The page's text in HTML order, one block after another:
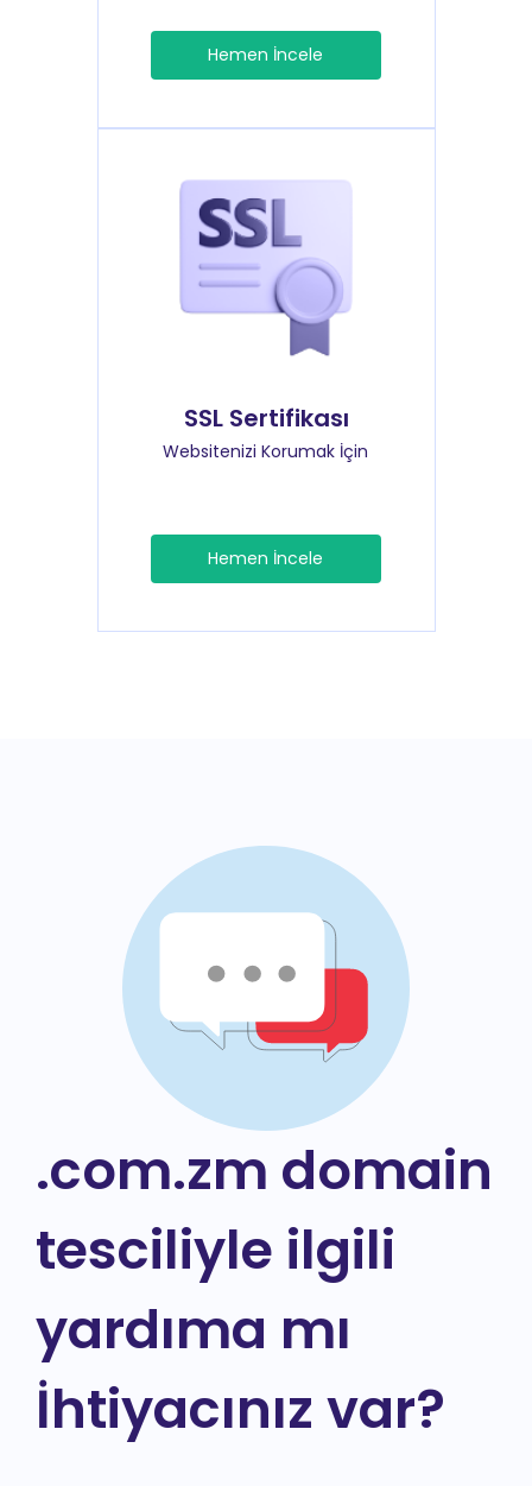
Hemen İncele
SSL Sertifikası
Websitenizi Korumak İçin
Hemen İncele
.com.zm domain
tesciliyle ilgili
yardıma mı
İhtiyacınız var?